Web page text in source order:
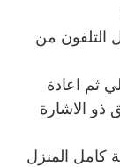
التلفون من
ثم اعادة
الاشارة
كامل المنزل